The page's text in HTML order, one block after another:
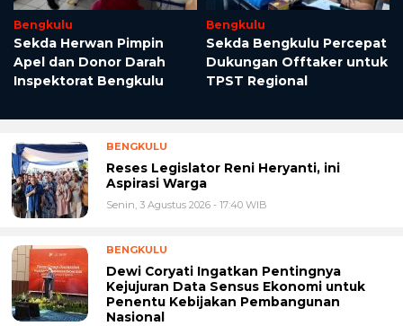
Bengkulu
Sekda Herwan Pimpin
Apel dan Donor Darah
Inspektorat Bengkulu
Bengkulu
Sekda Bengkulu Percepat
Dukungan Offtaker untuk
TPST Regional
BENGKULU
Reses Legislator Reni Heryanti, ini
Aspirasi Warga
Senin, 3 Agustus 2026 - 17:40 WIB
BENGKULU
Dewi Coryati Ingatkan Pentingnya
Kejujuran Data Sensus Ekonomi untuk
Penentu Kebijakan Pembangunan
Nasional